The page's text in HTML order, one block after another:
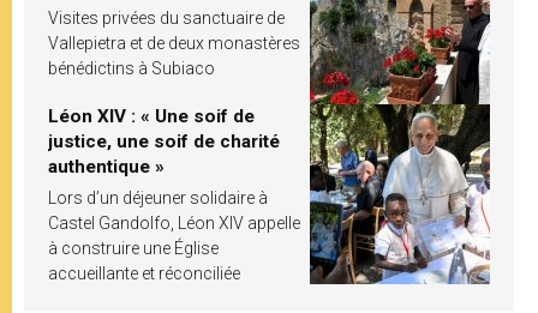
Visites privées du sanctuaire de
Vallepietra et de deux monastères
bénédictins à Subiaco
Léon XIV : « Une soif de
justice, une soif de charité
authentique »
Lors d’un déjeuner solidaire à
Castel Gandolfo, Léon XIV appelle
à construire une Église
accueillante et réconciliée